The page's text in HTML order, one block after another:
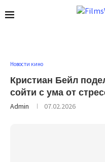
Новости кино
Кристиан Бейл
сойти с ума от
Admin 07.02.2026